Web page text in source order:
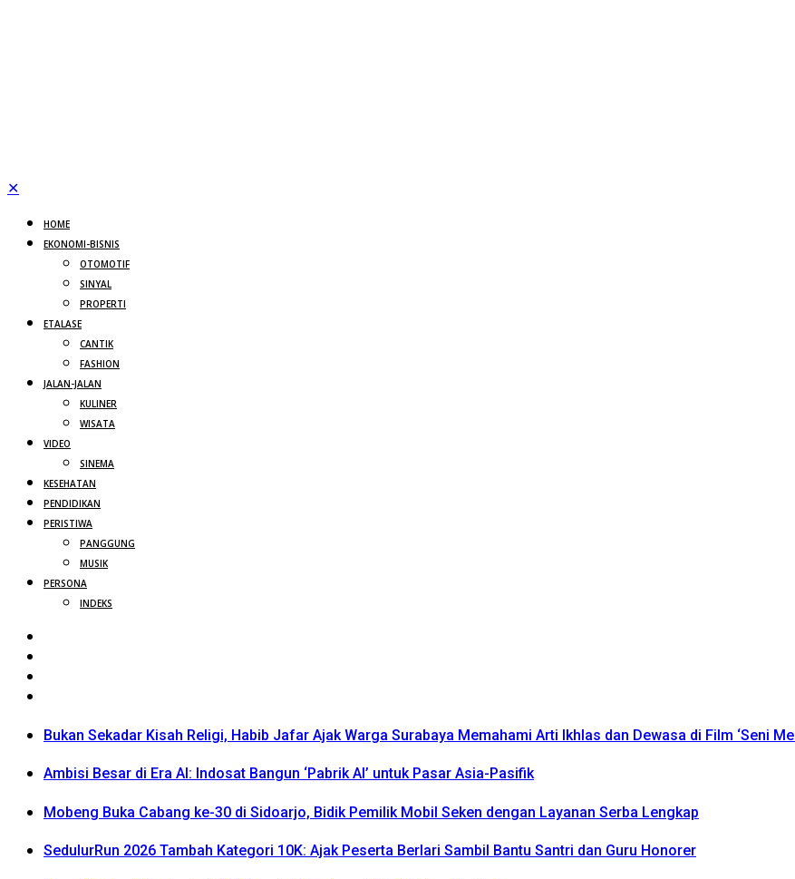
✕
HOME
EKONOMI-BISNIS
OTOMOTIF
SINYAL
PROPERTI
ETALASE
CANTIK
FASHION
JALAN-JALAN
KULINER
WISATA
VIDEO
SINEMA
KESEHATAN
PENDIDIKAN
PERISTIWA
PANGGUNG
MUSIK
PERSONA
INDEKS
Bukan Sekadar Kisah Religi, Habib Jafar Ajak Warga Surabaya Memahami Arti Ikhlas dan Dewasa di Film ‘Seni
Ambisi Besar di Era AI: Indosat Bangun ‘Pabrik AI’ untuk Pasar Asia-Pasifik
Mobeng Buka Cabang ke-30 di Sidoarjo, Bidik Pemilik Mobil Seken dengan Layanan Serba Lengkap
SedulurRun 2026 Tambah Kategori 10K: Ajak Peserta Berlari Sambil Bantu Santri dan Guru Honorer